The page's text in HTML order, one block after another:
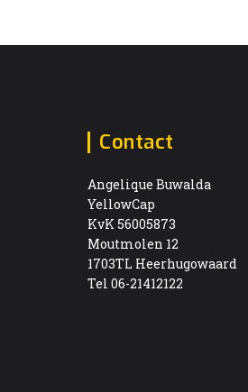
Contact
Angelique Buwalda
YellowCap
KvK 56005873
Moutmolen 12
1703TL Heerhugowaard
Tel 06-21412122